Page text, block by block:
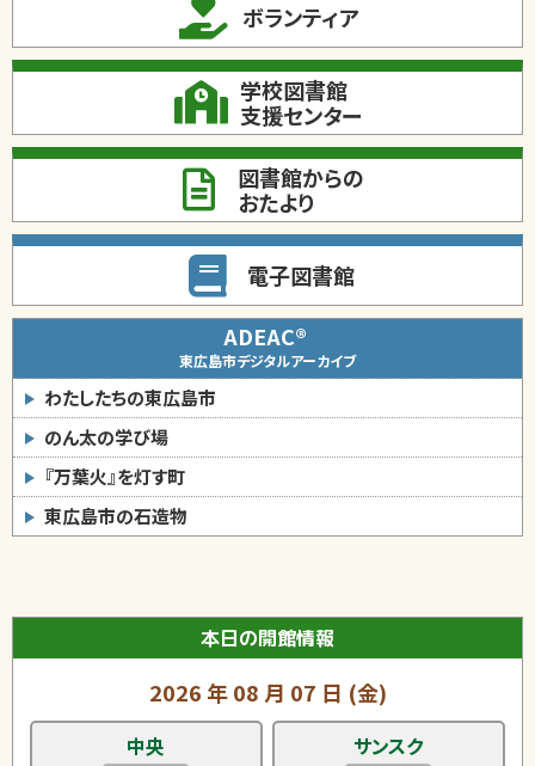
ボランティア
学校図書館
支援センター
図書館からの
おたより
電子図書館
ADEAC®
東広島市デジタルアーカイブ
わたしたちの東広島市
のん太の学び場
『万葉火』を灯す町
東広島市の石造物
本日の開館情報
2026 年08 月 07 日 (金)
中央 サンスク